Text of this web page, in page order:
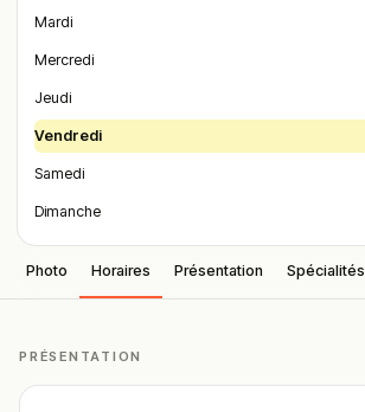
Mardi
Mercredi
Jeudi
Vendredi
Samedi
Dimanche
Photo Horaires Présentation Spécialités
PRÉSENTATION